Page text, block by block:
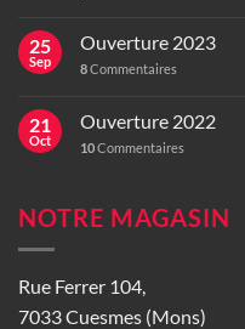
25
Sep
Ouverture 2023
8Commentaires
21
Oct
Ouverture 2022
10Commentaires
NOTRE MAGASIN
Rue Ferrer 104,
7033 Cuesmes (Mons)